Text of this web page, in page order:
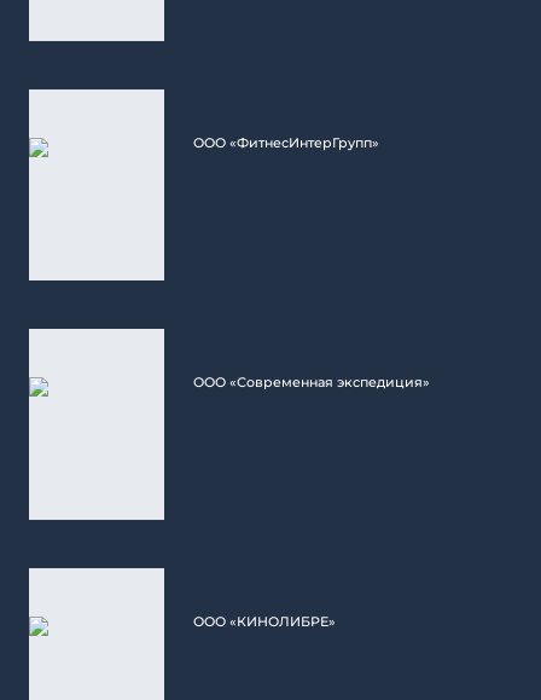
ООО «ФитнесИнтерГрупп»
ООО «Современная экспедиция»
ООО «КИНОЛИБРЕ»